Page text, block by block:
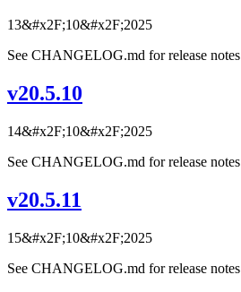
13&#x2F;10&#x2F;2025
See CHANGELOG.md for release notes
v20.5.10
14&#x2F;10&#x2F;2025
See CHANGELOG.md for release notes
v20.5.11
15&#x2F;10&#x2F;2025
See CHANGELOG.md for release notes